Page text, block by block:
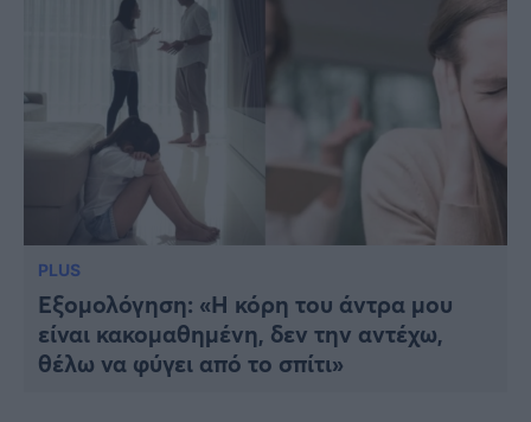
PLUS
Εξομολόγηση: «Η κόρη του άντρα μου
είναι κακομαθημένη, δεν την αντέχω,
θέλω να φύγει από το σπίτι»